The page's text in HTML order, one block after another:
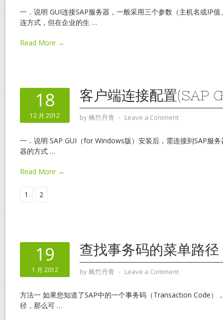
一．说明 GUI连接SAP服务器，一般采用三个参数（主机名或IP
连方式，但在企业的生 …
Read More →
18
12 月 2012
客户端连接配置(SAP
by枫竹丹青 ⋅ Leave a Comment
一．说明 SAP GUI（for Windows版）安装后，需连接到SAP服
器的方式 …
Read More →
1 2
19
1 月 2012
查找事务码的菜单路径
by枫竹丹青 ⋅ Leave a Comment
方法一 如果您知道了SAP中的一个事务码（Transaction Code）
径，那么可 …